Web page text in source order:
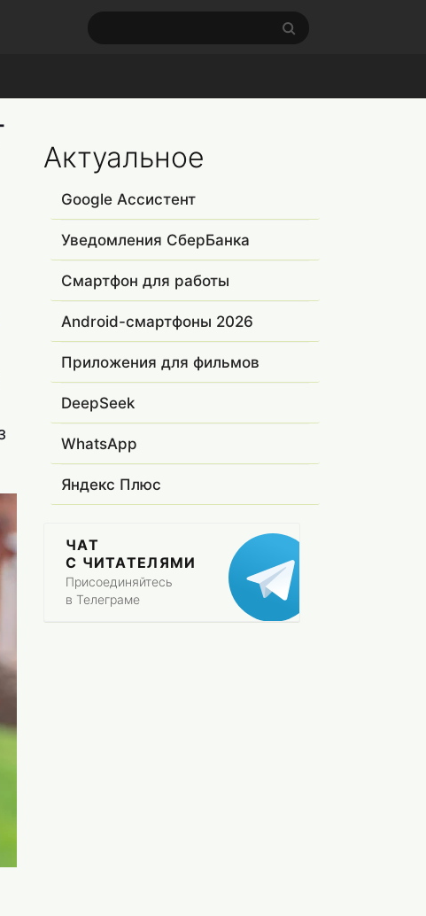
Актуальное
Google Ассистент
Уведомления СберБанка
Смартфон для работы
Android-смартфоны 2026
Приложения для фильмов
DeepSeek
WhatsApp
Яндекс Плюс
ЧАТ
С ЧИТАТЕЛЯМИ
Присоединяйтесь
в Телеграме